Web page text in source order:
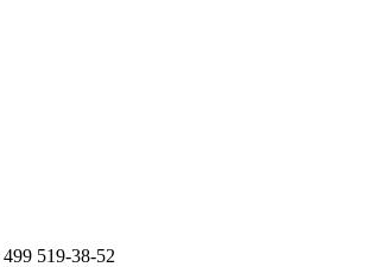
499 519-38-52